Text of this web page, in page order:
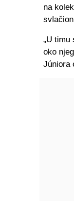
na
„U timu
oko
Júniora